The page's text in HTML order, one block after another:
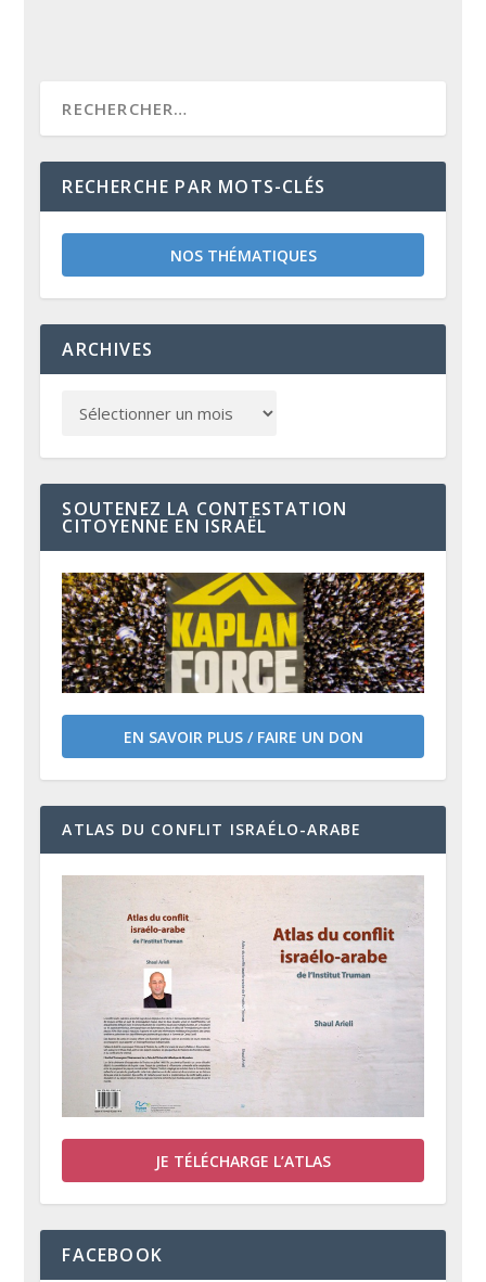
RECHERCHE PAR MOTS-CLÉS
NOS THÉMATIQUES
ARCHIVES
SOUTENEZ LA CONTESTATION
CITOYENNE EN ISRAËL
EN SAVOIR PLUS / FAIRE UN DON
ATLAS DU CONFLIT ISRAÉLO-ARABE
JE TÉLÉCHARGE L’ATLAS
FACEBOOK